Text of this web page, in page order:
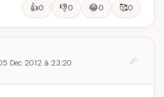
👍0 👎0 😂0 🥰0
Dec 2012 à 23:20